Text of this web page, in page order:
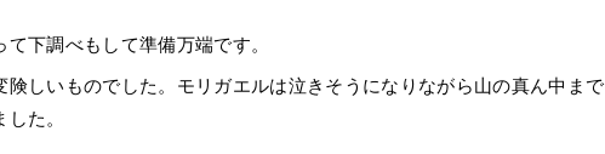
下調べもして準備万端です。
険しいものでした。モリガエルは泣きそうになりながら山の真ん中まで
た。